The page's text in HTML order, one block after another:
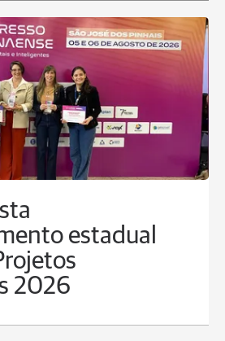
estadual
2026